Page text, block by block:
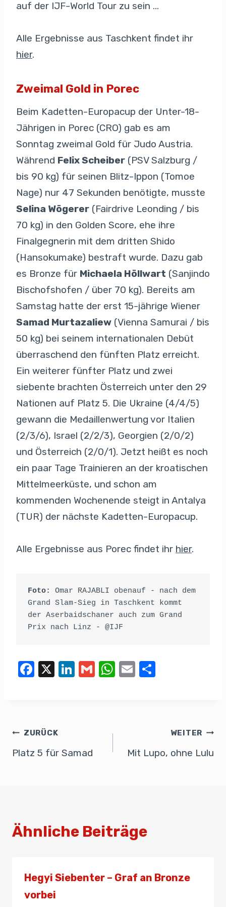
auf der IJF-World Tour zu sein …
Alle Ergebnisse aus Taschkent findet ihr
hier.
Zweimal Gold in Porec
Beim Kadetten-Europacup der Unter-18-
Jährigen in Porec (CRO) gab es am
Sonntag zweimal Gold für Judo Austria.
Während Felix Scheiber (PSV Salzburg /
bis 90 kg) für seinen Blitz-Ippon (Tomoe
Nage) nur 47 Sekunden benötigte, musste
Selina Wögerer (Fairdrive Leonding / bis
70 kg) in den Golden Score, ehe ihre
Finalgegnerin mit dem dritten Shido
(Hansokumake) bestraft wurde. Dazu gab
es Bronze für Michaela Höllwart (Sanjindo
Bischofshofen / über 70 kg). Bereits am
Samstag hatte der erst 15-jährige Wiener
Samad Murtazaliew (Vienna Samurai / bis
50 kg) bei seinem internationalen Debüt
überraschend den fünften Platz erreicht.
Ein weiterer fünfter Platz und zwei
siebente brachten Österreich unter den 29
Nationen auf Platz 5. Die Ukraine (4/4/5)
gewann die Medaillenwertung vor Italien
(2/3/6), Israel (2/2/3), Georgien (2/0/2)
und Österreich (2/0/1). Jetzt heißt es noch
ein paar Tage Trainieren an der kroatischen
Mittelmeerküste, und schon am
kommenden Wochenende steigt in Antalya
(TUR) der nächste Kadetten-Europacup.
Alle Ergebnisse aus Porec findet ihr hier.
Foto: Omar RAJABLI obenauf - nach dem
Grand Slam-Sieg in Taschkent kommt
der Aserbaidschaner auch zum Grand
Prix nach Linz - @IJF
F
b
o
X
Li
n
G
W
E
ZURÜCK
Platz 5 für Samad
WEITER
Mit Lupo, ohne Lulu
Ähnliche Beiträge
Hegyi Siebenter – Graf an Bronze
vorbei